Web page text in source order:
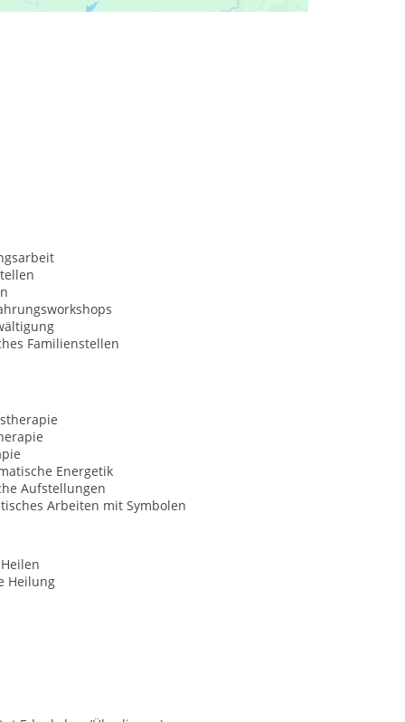
Familienstellen
Energetik
Aufstellungen
Arbeiten mit Symbolen
Heilung